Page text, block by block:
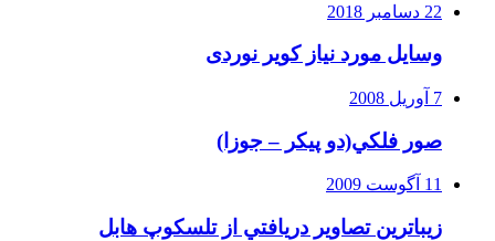
22 دسامبر 2018
وسایل مورد نیاز کویر نوردی
7 آوریل 2008
صور فلكي(دو پیکر – جوزا)
11 آگوست 2009
زيباترين تصاوير دريافتي از تلسكوپ هابل